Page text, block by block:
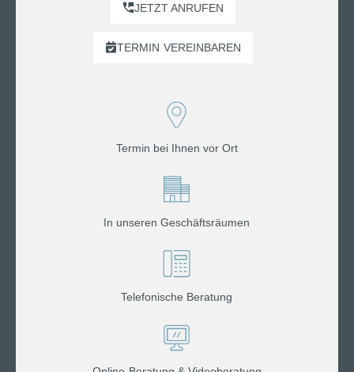
JETZT ANRUFEN
TERMIN VEREINBAREN
Termin bei Ihnen vor Ort
In unseren Geschäftsräumen
Telefonische Beratung